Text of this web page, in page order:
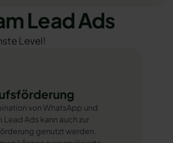
Lead Ads
Level!
von WhatsApp und
Lead Ads kann auch zur
genutzt werden.